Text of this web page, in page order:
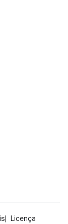
Licença